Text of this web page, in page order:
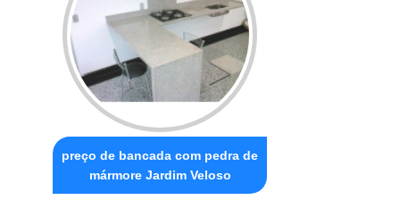
preço de bancada com pedra de
mármore Jardim Veloso